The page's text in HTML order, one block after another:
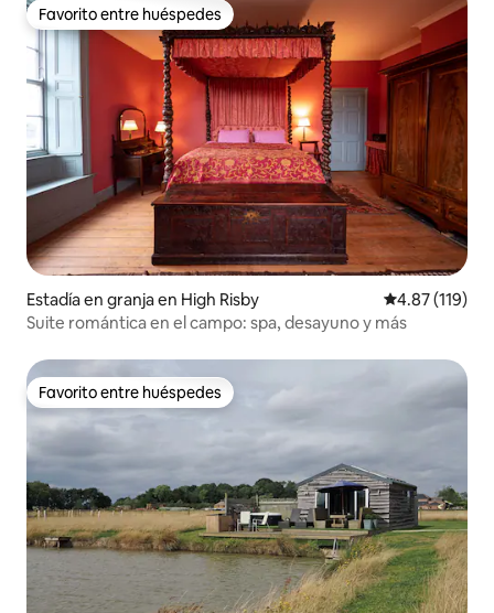
Favorito entre huéspedes
Favorito entre huéspedes
Estadía en granja en High Risby Calificación
4.87 (119)
Suite romántica en el campo: spa, desayuno y más
Favorito entre huéspedes
Favorito entre huéspedes